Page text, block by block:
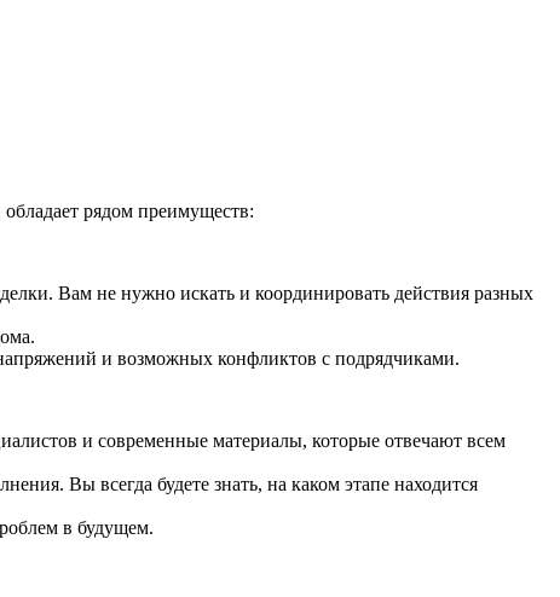
рядом преимуществ:
Вам не нужно искать и координировать действия разных
и возможных конфликтов с подрядчиками.
и современные материалы, которые отвечают всем
Вы всегда будете знать, на каком этапе находится
в будущем.